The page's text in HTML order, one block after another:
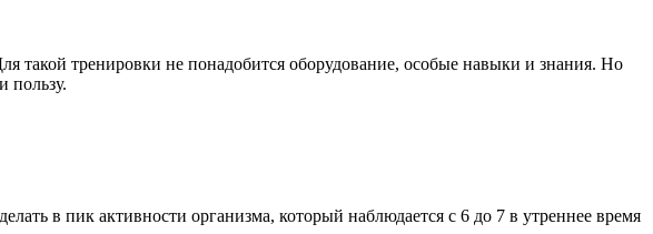
такой тренировки не понадобится оборудование, особые навыки и знания. Но
пользу.
в пик активности организма, который наблюдается с 6 до 7 в утреннее время